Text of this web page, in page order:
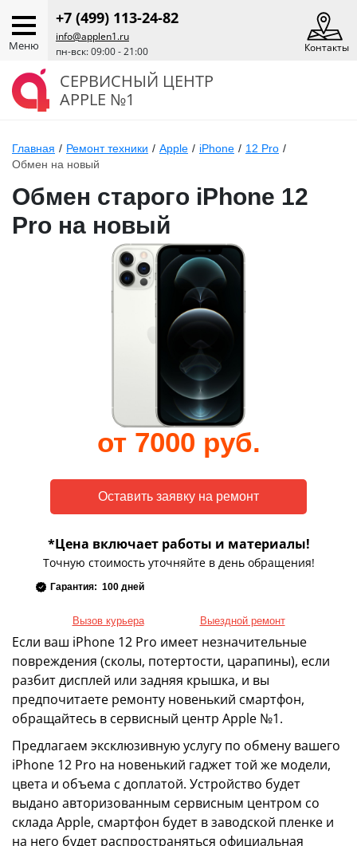
Меню
+7 (499) 113-24-82
info@applen1.ru
пн-вск: 09:00 - 21:00
Контакты
СЕРВИСНЫЙ ЦЕНТР
APPLE №1
Главная / Ремонт техники / Apple / iPhone / 12 Pro /
Обмен на новый
Обмен старого iPhone 12
Pro на новый
от 7000 руб.
*Цена включает работы и материалы!
Точную стоимость уточняйте в день обращения!
Гарантия: 100 дней
Вызов курьера Выездной ремонт
Если ваш iPhone 12 Pro имеет незначительные
повреждения (сколы, потертости, царапины), если
разбит дисплей или задняя крышка, и вы
предпочитаете ремонту новенький смартфон,
обращайтесь в сервисный центр Apple №1.
Предлагаем эксклюзивную услугу по обмену вашего
iPhone 12 Pro на новенький гаджет той же модели,
цвета и объема с доплатой. Устройство будет
выдано авторизованным сервисным центром со
склада Apple, смартфон будет в заводской пленке и
на него будет распространяться официальная